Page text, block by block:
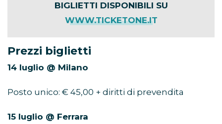
BIGLIETTI DISPONIBILI SU
WWW.TICKETONE.IT
Prezzi biglietti
14 luglio @ Milano
Posto unico: € 45,00 + diritti di prevendita
15 luglio @ Ferrara